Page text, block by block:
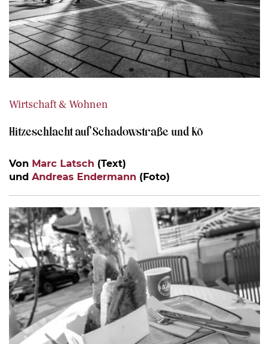
Wirtschaft & Wohnen
Hitzeschlacht auf Schadowstraße und Kö
Von Marc Latsch (Text)
und Andreas Endermann (Foto)